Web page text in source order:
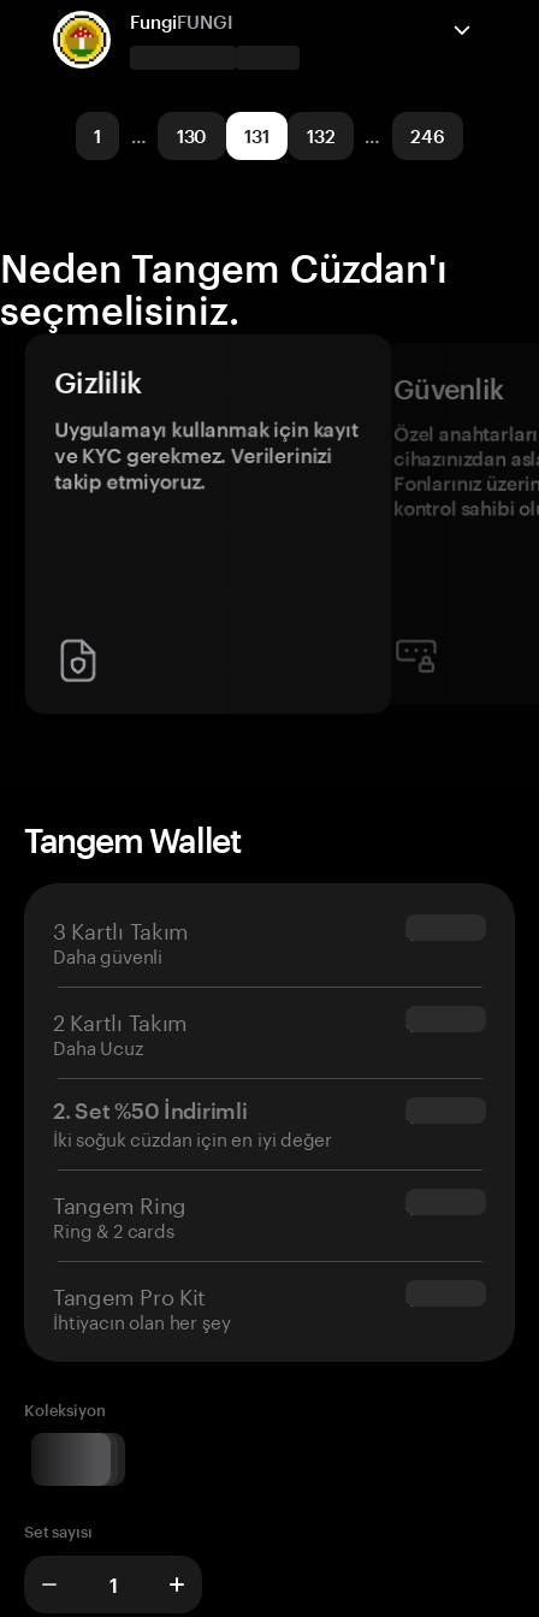
Solana
Gönder/Al Satın al
Solana
FungiFUNGI
Gönder/Al Satın al Takas
1 … 130 131 132 … 246
Neden Tangem Cüzdan'ı
seçmelisiniz.
Gizlilik
Uygulamayı kullanmak için kayıt
ve KYC gerekmez. Verilerinizi
takip etmiyoruz.
Güvenlik
Özel
cihazınızdan
Fonlarınız
kontrol sahibi
Tangem Wallet
3 Kartlı Takım
Daha güvenli
$69.90
2 Kartlı Takım
Daha Ucuz
$54.90
2. Set %50 İndirimli
İki soğuk cüzdan için en iyi değer
$34.95
Tangem Ring
Ring & 2 cards
$160.00
Tangem Pro Kit
İhtiyacın olan her şey
$180.00
Koleksiyon
Set sayısı